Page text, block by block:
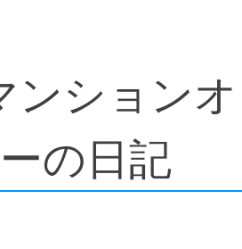
ンションオ
の日記